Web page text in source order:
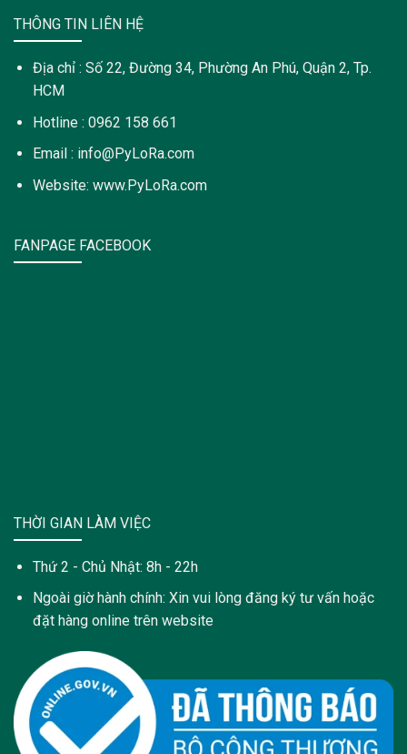
THÔNG TIN LIÊN HỆ
Địa chỉ : Số 22, Đường 34, Phường An Phú, Quận 2, Tp.
HCM
Hotline : 0962 158 661
Email : info@PyLoRa.com
Website: www.PyLoRa.com
FANPAGE FACEBOOK
THỜI GIAN LÀM VIỆC
Thứ 2 - Chủ Nhật: 8h - 22h
Ngoài giờ hành chính: Xin vui lòng đăng ký tư vấn hoặc
đặt hàng online trên website